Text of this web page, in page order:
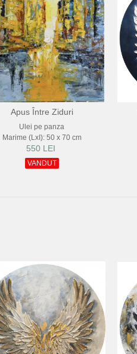
Apus Între Ziduri
Ulei pe panza
Marime (LxI): 50 x 70 cm
550 LEI
VANDUT